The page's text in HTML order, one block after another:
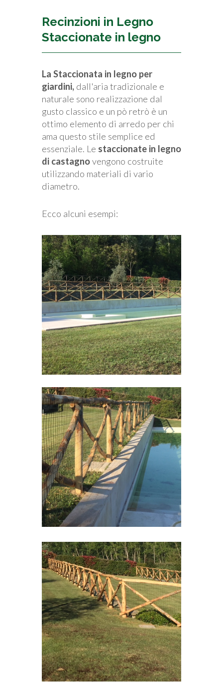
Recinzioni in Legno
Staccionate in legno
La Staccionata in legno per
giardini, dall'aria tradizionale e
naturale sono realizzazione dal
gusto classico e un pò retrò è un
ottimo elemento di arredo per chi
ama questo stile semplice ed
essenziale. Le staccionate in legno
di castagnovengono costruite
utilizzando materiali di vario
diametro.
Ecco alcuni esempi: